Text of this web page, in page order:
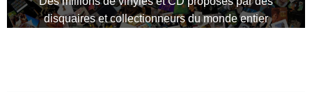
disquaires et collectionneurs du monde entier